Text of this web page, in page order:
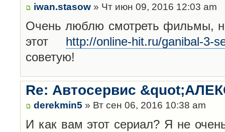
iwan.stasow » Чт июн 09, 2016 12:03 am
Очень люблю смотреть фильмы,
этот http://online-hit.ru/ganibal-3-
советую!
Re: Автосервис
derekmin5 » Вт сен 06, 2016 10:38 am
И как вам этот сериал? Я не